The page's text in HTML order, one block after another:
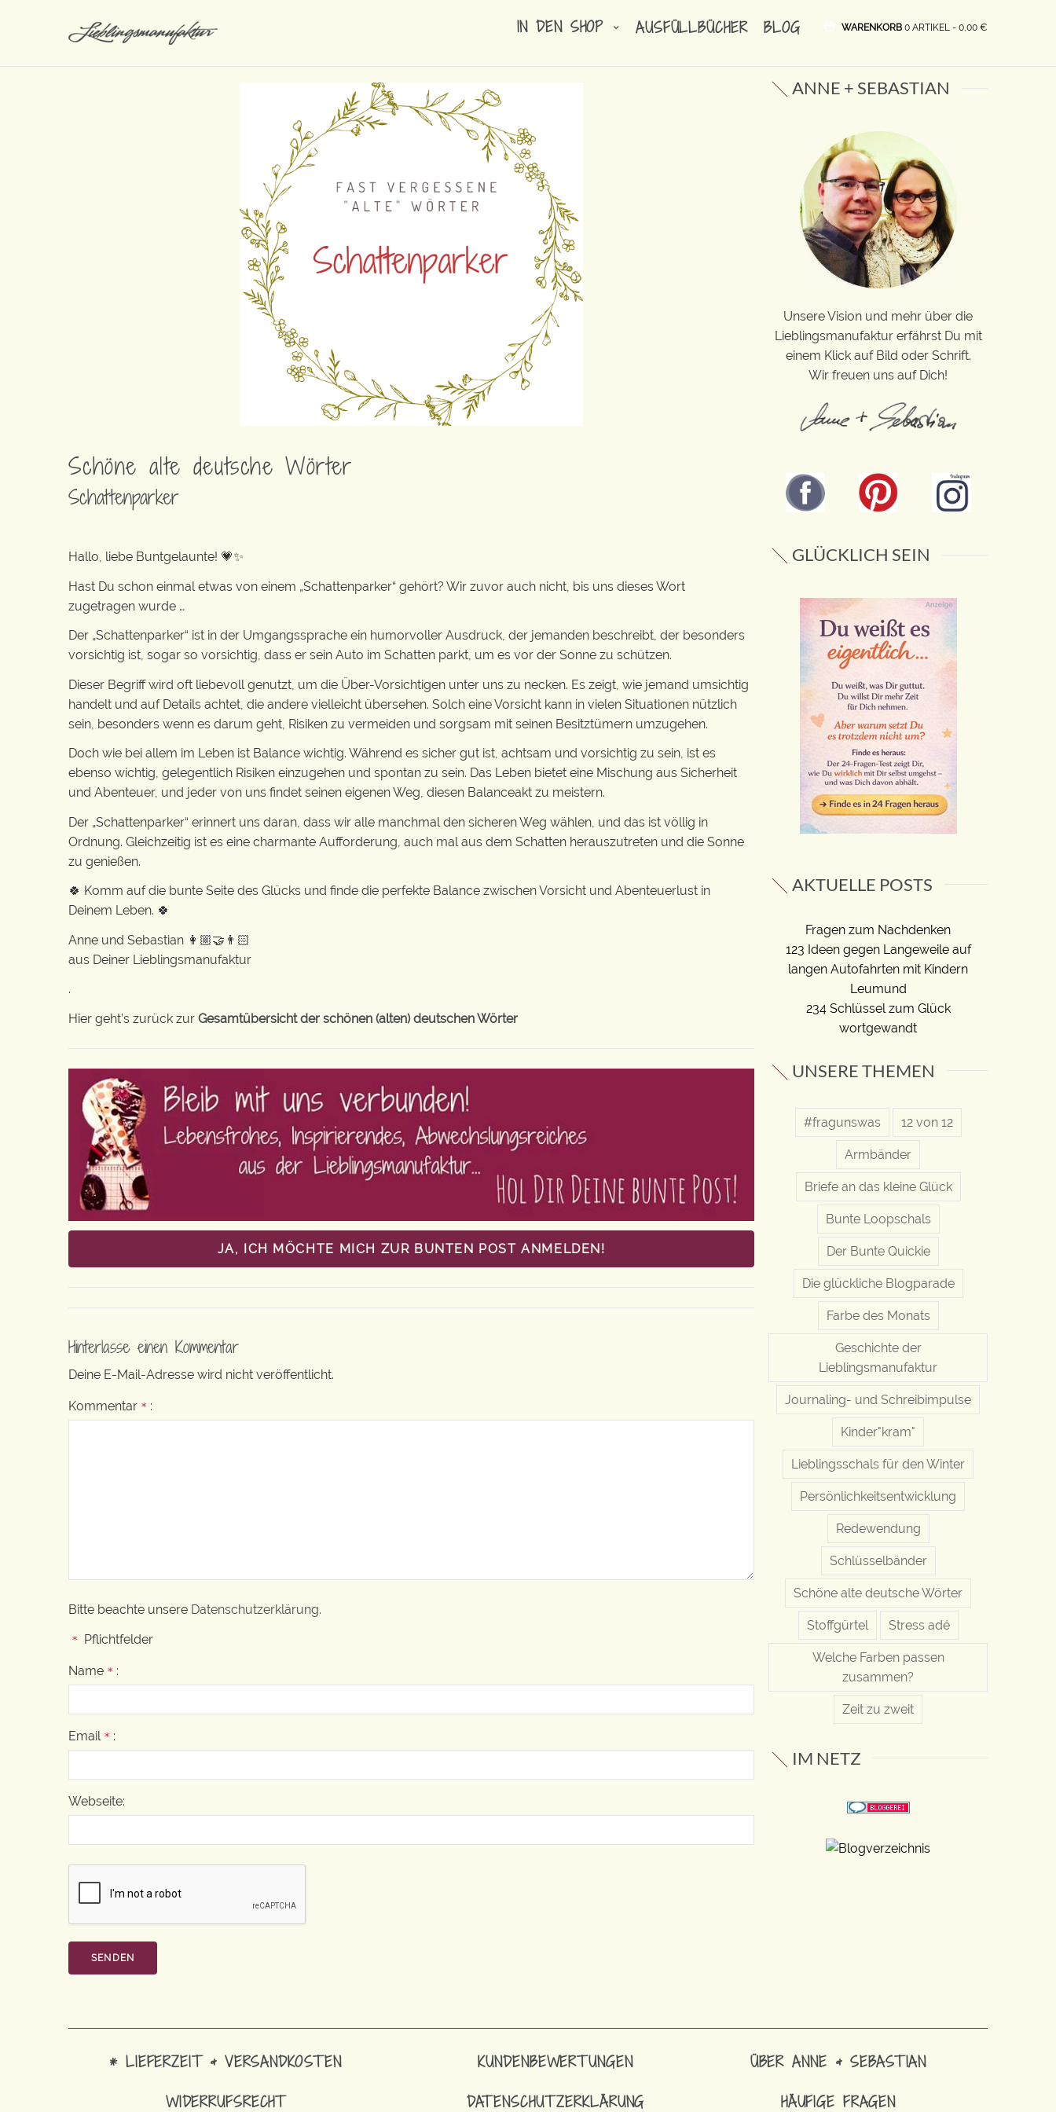
IN DEN SHOP AUSFÜLLBÜCHER BLOG WARENKORB 0 ARTIKEL - 0,00 €
Schöne alte deutsche Wörter
Schattenparker
Hallo, liebe Buntgelaunte! 💗✨
Hast Du schon einmal etwas von einem „Schattenparker“ gehört? Wir zuvor auch nicht, bis uns dieses Wort
zugetragen wurde …
Der „Schattenparker“ ist in der Umgangssprache ein humorvoller Ausdruck, der jemanden beschreibt, der besonders
vorsichtig ist, sogar so vorsichtig, dass er sein Auto im Schatten parkt, um es vor der Sonne zu schützen.
Dieser Begriff wird oft liebevoll genutzt, um die Über-Vorsichtigen unter uns zu necken. Es zeigt, wie jemand umsichtig
handelt und auf Details achtet, die andere vielleicht übersehen. Solch eine Vorsicht kann in vielen Situationen nützlich
sein, besonders wenn es darum geht, Risiken zu vermeiden und sorgsam mit seinen Besitztümern umzugehen.
Doch wie bei allem im Leben ist Balance wichtig. Während es sicher gut ist, achtsam und vorsichtig zu sein, ist es
ebenso wichtig, gelegentlich Risiken einzugehen und spontan zu sein. Das Leben bietet eine Mischung aus Sicherheit
und Abenteuer, und jeder von uns findet seinen eigenen Weg, diesen Balanceakt zu meistern.
Der „Schattenparker“ erinnert uns daran, dass wir alle manchmal den sicheren Weg wählen, und das ist völlig in
Ordnung. Gleichzeitig ist es eine charmante Aufforderung, auch mal aus dem Schatten herauszutreten und die Sonne
zu genießen.
🍀 Komm auf die bunte Seite des Glücks und finde die perfekte Balance zwischen Vorsicht und Abenteuerlust in
Deinem Leben. 🍀
Anne und Sebastian 👩🏼‍🤝‍👨🏻
aus Deiner Lieblingsmanufaktur
.
Hier geht’s zurück zur Gesamtübersicht der schönen (alten) deutschen Wörter
JA, ICH MÖCHTE MICH ZUR BUNTEN POST ANMELDEN!
Hinterlasse einen Kommentar
Deine E-Mail-Adresse wird nicht veröffentlicht.
Kommentar * :
Bitte beachte unsere Datenschutzerklärung.
* Pflichtfelder
Name * :
Email * :
Webseite:
ANNE + SEBASTIAN
Unsere Vision und mehr über die
Lieblingsmanufaktur erfährst Du mit
einem Klick auf Bild oder Schrift.
Wir freuen uns auf Dich!
GLÜCKLICH SEIN
AKTUELLE POSTS
Fragen zum Nachdenken
123 Ideen gegen Langeweile auf
langen Autofahrten mit Kindern
Leumund
234 Schlüssel zum Glück
wortgewandt
UNSERE THEMEN
#fragunswas 12 von 12
Armbänder
Briefe an das kleine Glück
Bunte Loopschals
Der Bunte Quickie
Die glückliche Blogparade
Farbe des Monats
Geschichte der
Lieblingsmanufaktur
Journaling- und Schreibimpulse
Kinder"kram"
Lieblingsschals für den Winter
Persönlichkeitsentwicklung
Redewendung
Schlüsselbänder
Schöne alte deutsche Wörter
Stoffgürtel Stress adé
Welche Farben passen
zusammen?
Zeit zu zweit
IM NETZ
* LIEFERZEIT & VERSANDKOSTEN
WIDERRUFSRECHT
KUNDENBEWERTUNGEN
DATENSCHUTZERKLÄRUNG
ÜBER ANNE & SEBASTIAN
HÄUFIGE FRAGEN